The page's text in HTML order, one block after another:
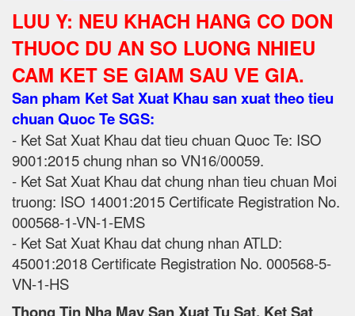
LUU Y: NEU KHACH HANG CO DON
THUOC DU AN SO LUONG NHIEU
CAM KET SE GIAM SAU VE GIA.
San pham Ket Sat Xuat Khau san xuat theo tieu
chuan Quoc Te SGS:
- Ket Sat Xuat Khau dat tieu chuan Quoc Te: ISO
9001:2015 chung nhan so VN16/00059.
- Ket Sat Xuat Khau dat chung nhan tieu chuan Moi
truong: ISO 14001:2015 Certificate Registration No.
000568-1-VN-1-EMS
- Ket Sat Xuat Khau dat chung nhan ATLD:
45001:2018 Certificate Registration No. 000568-5-
VN-1-HS
Thong Tin Nha May San Xuat Tu Sat, Ket Sat